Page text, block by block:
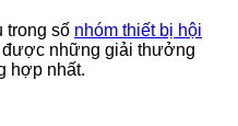
trong số nhóm thiết bị hội
được những giải thưởng
hợp nhất.